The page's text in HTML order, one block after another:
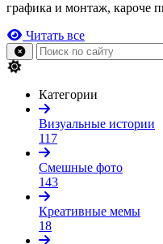
графика и монтаж, кароче
Читать все
Категории
Визуальные истории
117
Смешные фото
143
Креативные мемы
18